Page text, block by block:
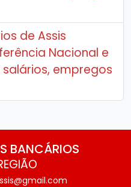
de Assis
Nacional e
empregos
BANCÁRIOS